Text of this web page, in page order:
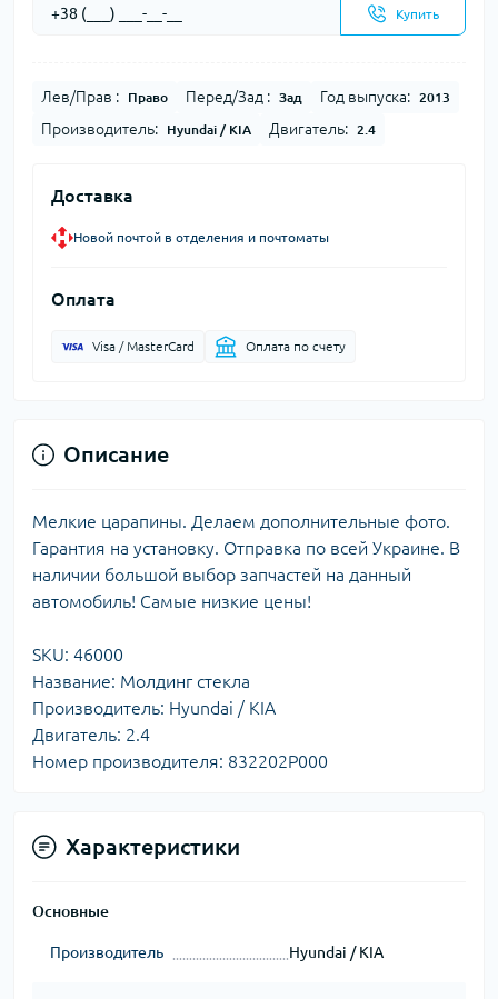
Купить
Лев/Прав : Право Перед/Зад : Зад Год выпуска: 2013
Производитель: Hyundai / KIA Двигатель: 2.4
Доставка
Новой почтой в отделения и почтоматы
Оплата
Visa / MasterCard Оплата по счету
Описание
Мелкие царапины. Делаем дополнительные фото.
Гарантия на установку. Отправка по всей Украине. В
наличии большой выбор запчастей на данный
автомобиль! Самые низкие цены!
SKU: 46000
Название: Молдинг стекла
Производитель: Hyundai / KIA
Двигатель: 2.4
Номер производителя: 832202P000
Характеристики
Основные
Производитель Hyundai / KIA